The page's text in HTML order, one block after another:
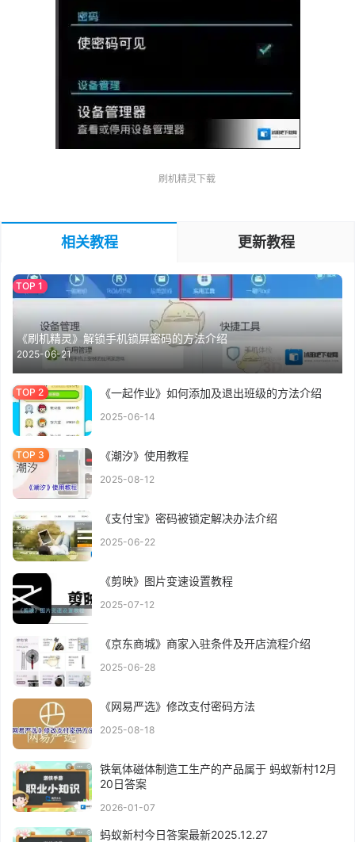
刷机精灵下载
相关教程 更新教程
《刷机精灵》解锁手机锁屏密码的方法介绍
2025-06-21
《一起作业》如何添加及退出班级的方法介绍
2025-06-14
《潮汐》使用教程
2025-08-12
《支付宝》密码被锁定解决办法介绍
2025-06-22
《剪映》图片变速设置教程
2025-07-12
《京东商城》商家入驻条件及开店流程介绍
2025-06-28
《网易严选》修改支付密码方法
2025-08-18
铁氧体磁体制造工生产的产品属于 蚂蚁新村12月
20日答案
2026-01-07
蚂蚁新村今日答案最新2025.12.27